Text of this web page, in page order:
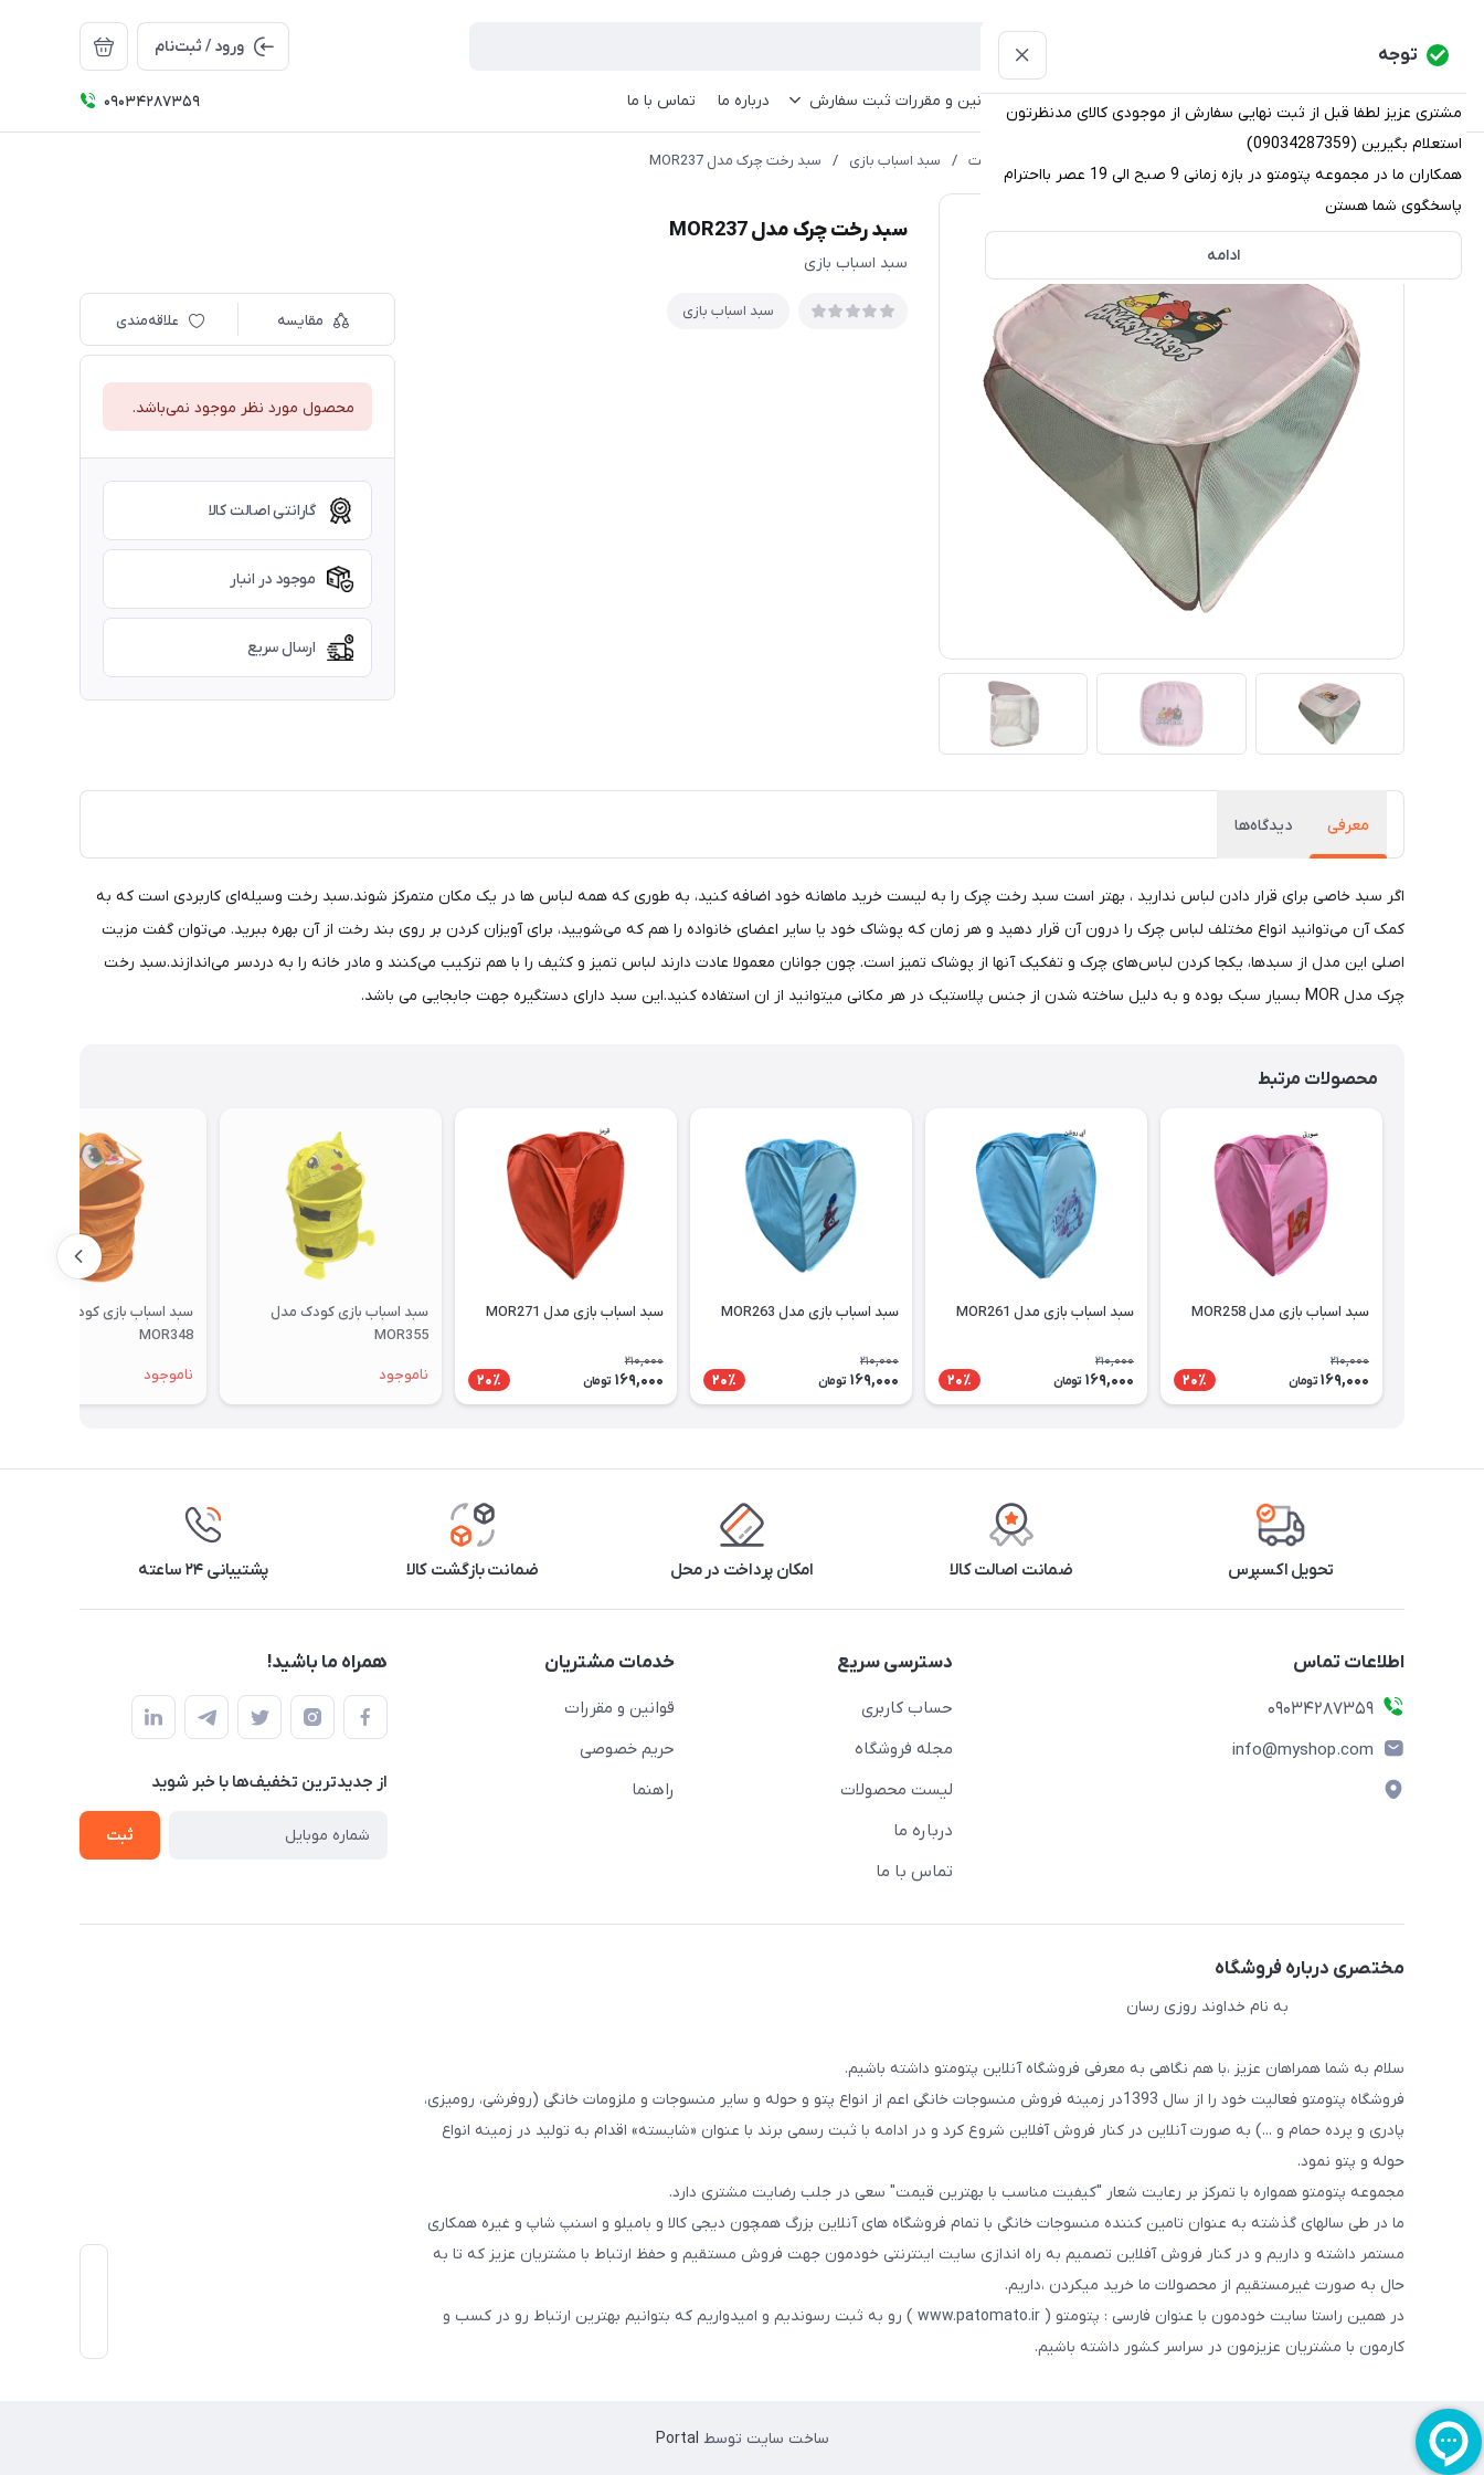
توجه
مشتری عزیز لطفا قبل از ثبت نهایی سفارش از موجودی کالای مدنظرتون
استعلام بگیرین (09034287359)
همکاران ما در مجموعه پتومتو در بازه زمانی 9 صبح الی 19 عصر بااحترام
پاسخگوی شما هستن
ادامه
ورود / ثبت‌نام
دسته‌بندی کالاها خانه دسته بندی محصولات قوانین و مقررات ثبت سفارش درباره ما تماس با ما 09034287359
سبد رخت / سبد اسباب بازی / سبد رخت چرک مدل MOR237
سبد رخت چرک مدل MOR237
سبد اسباب بازی
سبد اسباب بازی
مقایسه علاقه‌مندی
محصول مورد نظر موجود نمی‌باشد.
گارانتی اصالت کالا
موجود در انبار
ارسال سریع
معرفی دیدگاه‌ها
اگر سبد خاصی برای قرار دادن لباس ندارید ، بهتر است سبد رخت چرک را به لیست خرید ماهانه خود اضافه کنید، به طوری که همه لباس ها در یک مکان متمرکز شوند.سبد رخت وسیله‌ای کاربردی است که به
کمک آن می‌توانید انواع مختلف لباس چرک را درون آن قرار دهید و هر زمان که پوشاک خود یا سایر اعضای خانواده را هم که می‌شویید، برای آویزان کردن بر روی بند رخت از آن بهره ببرید. می‌توان گفت مزیت
اصلی این مدل از سبدها، یکجا کردن لباس‌های چرک و تفکیک آنها از پوشاک تمیز است. چون جوانان معمولا عادت دارند لباس تمیز و کثیف را با هم ترکیب می‌کنند و مادر خانه را به دردسر می‌اندازند.سبد رخت
چرک مدل MOR بسیار سبک بوده و به دلیل ساخته شدن از جنس پلاستیک در هر مکانی میتوانید از ان استفاده کنید.این سبد دارای دستگیره جهت جابجایی می باشد.
محصولات مرتبط
سبد اسباب بازی مدل MOR258
210,000
169,000 تومان 20٪
سبد اسباب بازی مدل MOR261
210,000
169,000 تومان 20٪
سبد اسباب بازی مدل MOR263
210,000
169,000 تومان 20٪
سبد اسباب بازی مدل MOR271
210,000
169,000 تومان 20٪
سبد اسباب بازی کودک مدل
MOR355
ناموجود
سبد اسباب بازی کودک مدل
MOR348
ناموجود
تحویل اکسپرس ضمانت اصالت کالا امکان پرداخت در محل ضمانت بازگشت کالا پشتیبانی ۲۴ ساعته
اطلاعات تماس
09034287359
info@myshop.com
دسترسی سریع
حساب کاربری
مجله فروشگاه
لیست محصولات
درباره ما
تماس با ما
خدمات مشتریان
قوانین و مقررات
حریم خصوصی
راهنما
همراه ما باشید!
از جدید‌ترین تخفیف‌ها با‌ خبر شوید
ثبت
مختصری درباره فروشگاه
به نام خداوند روزی رسان
سلام به شما همراهان عزیز ،با هم نگاهی به معرفی فروشگاه آنلاین پتومتو داشته باشیم.
فروشگاه پتومتو فعالیت خود را از سال 1393در زمینه فروش منسوجات خانگی اعم از انواع پتو و حوله و سایر منسوجات و ملزومات خانگی (روفرشی، رومیزی،
پادری و پرده حمام و ...) به صورت آنلاین در کنار فروش آفلاین شروع کرد و در ادامه با ثبت رسمی برند با عنوان «شایسته» اقدام به تولید در زمینه انواع
حوله و پتو نمود.
مجموعه پتومتو همواره با تمرکز بر رعایت شعار "کیفیت مناسب با بهترین قیمت" سعی در جلب رضایت مشتری دارد.
ما در طی سالهای گذشته به عنوان تامین کننده منسوجات خانگی با تمام فروشگاه های آنلاین بزرگ همچون دیجی کالا و بامیلو و اسنپ شاپ و غیره همکاری
مستمر داشته و داریم و در کنار فروش آفلاین تصمیم به راه اندازی سایت اینترنتی خودمون جهت فروش مستقیم و حفظ ارتباط با مشتریان عزیز که تا به
حال به صورت غیرمستقیم از محصولات ما خرید میکردن ،داریم.
در همین راستا سایت خودمون با عنوان فارسی : پتومتو ( www.patomato.ir ) رو به ثبت رسوندیم و امیدواریم که بتوانیم بهترین ارتباط رو در کسب و
کارمون با مشتریان عزیزمون در سراسر کشور داشته باشیم.
ساخت سایت توسط Portal